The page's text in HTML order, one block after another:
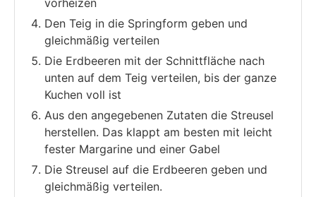
Den Teig in die Springform geben und
gleichmäßig verteilen
Die Erdbeeren mit der Schnittfläche nach
unten auf dem Teig verteilen, bis der ganze
Kuchen voll ist
Aus den angegebenen Zutaten die Streusel
herstellen. Das klappt am besten mit leicht
fester Margarine und einer Gabel
Die Streusel auf die Erdbeeren geben und
gleichmäßig verteilen.